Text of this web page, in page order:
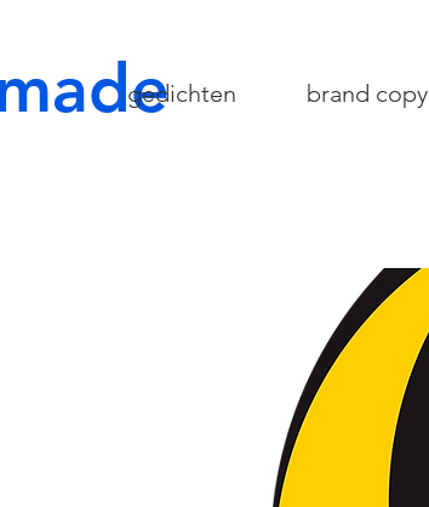
gedichten brand copy